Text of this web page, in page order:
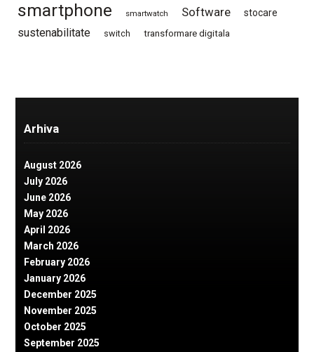
smartphone smartwatch Software stocare
sustenabilitate switch transformare digitala
Arhiva
August 2026
July 2026
June 2026
May 2026
April 2026
March 2026
February 2026
January 2026
December 2025
November 2025
October 2025
September 2025